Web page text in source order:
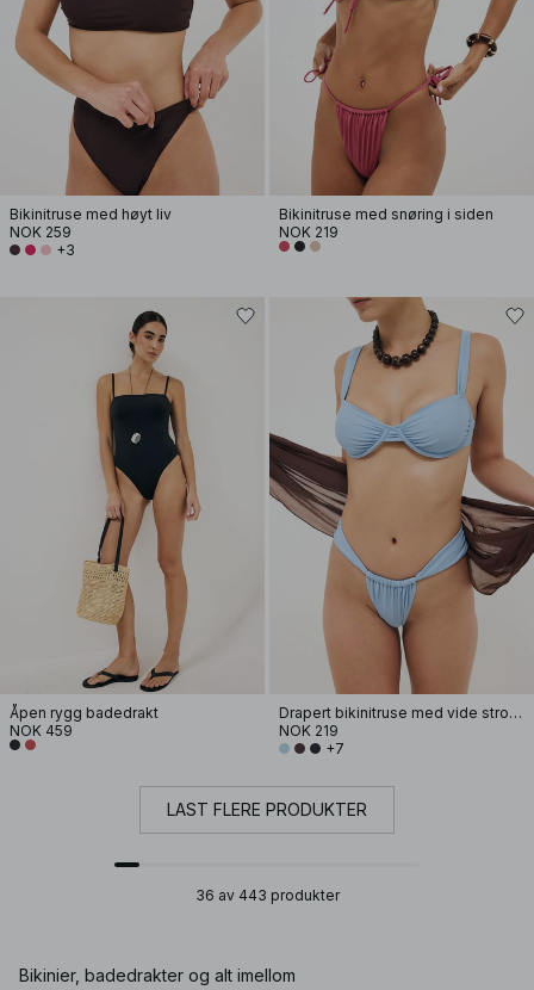
Bikinitruse med høyt liv
NOK 259
+3
Bikinitruse med snøring i siden
NOK 219
Åpen rygg badedrakt
NOK 459
Drapert bikinitruse med vide stropper
NOK 219
+7
LAST FLERE PRODUKTER
36 av 443 produkter
Bikinier, badedrakter og alt imellom